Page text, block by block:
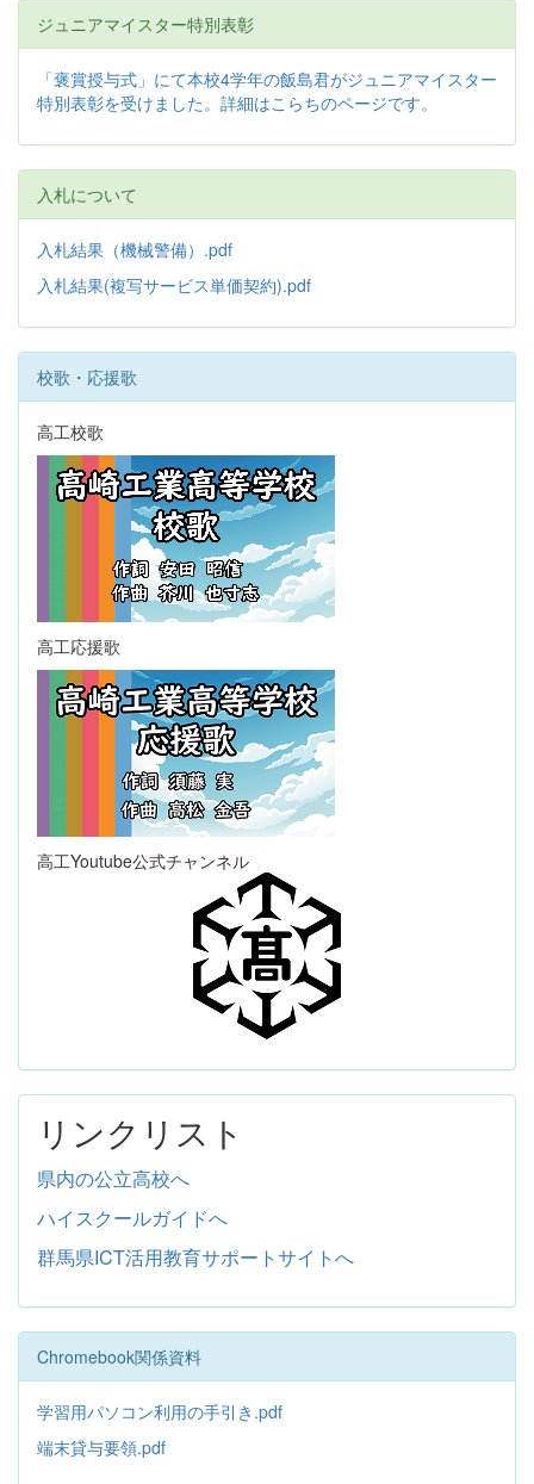
ジュニアマイスター特別表彰
「褒賞授与式」にて本校4学年の飯島君がジュニアマイスター
特別表彰を受けました。詳細はこらちのページです。
入札について
入札結果（機械警備）.pdf
入札結果(複写サービス単価契約).pdf
校歌・応援歌
高工校歌
高工応援歌
高工Youtube公式チャンネル
リンクリスト
県内の公立高校へ
ハイスクールガイドへ
群馬県ICT活用教育サポートサイトへ
Chromebook関係資料
学習用パソコン利用の手引き.pdf
端末貸与要領.pdf